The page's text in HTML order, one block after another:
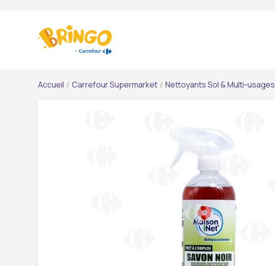
Accueil / Carrefour Supermarket / Nettoyants Sol & Multi-usages